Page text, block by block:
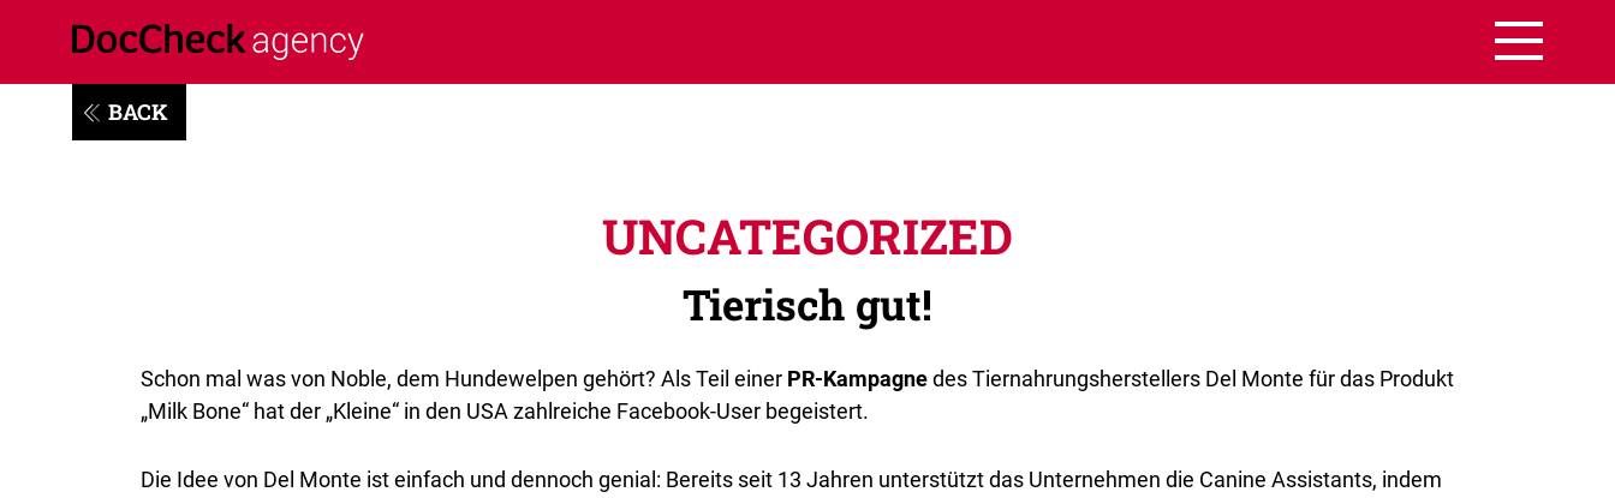
BACK
UNCATEGORIZED
Tierisch gut!
Schon mal was von Noble, dem Hundewelpen gehört? Als Teil einer PR-Kampagnedes Tiernahrungsherstellers Del Monte für das Produkt
„Milk Bone“ hat der „Kleine“ in den USA zahlreiche Facebook-User begeistert.
Die Idee von Del Monte ist einfach und dennoch genial: Bereits seit 13 Jahren unterstützt das Unternehmen die Canine Assistants, indem